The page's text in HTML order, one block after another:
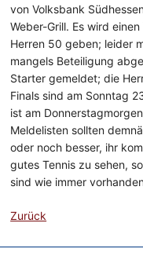
von Volksbank
Weber-Grill. Es wird
Herren 50 geben; leider
mangels Beteiligung
Starter gemeldet; die
Finals sind am Sonntag
ist am
Meldelisten sollten
oder noch besser, ihr
gutes Tennis zu sehen,
sind wie immer
Zurück